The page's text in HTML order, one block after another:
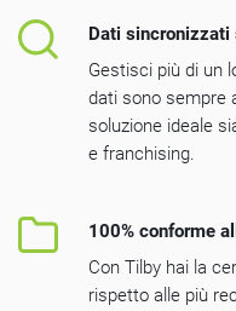
Dati
Gestisci più di un
dati sono sempre
soluzione ideale
e franchising.
100% conforme
Con Tilby hai la
rispetto alle più